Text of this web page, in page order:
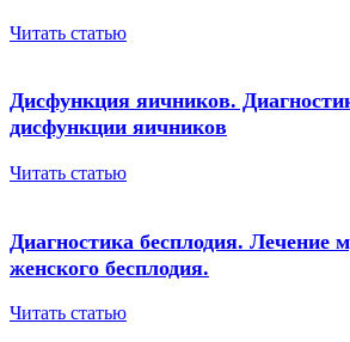
Читать статью
Дисфункция яичников.
дисфункции яичников
Читать статью
Диагностика бесплодия. Лечение
женского бесплодия.
Читать статью